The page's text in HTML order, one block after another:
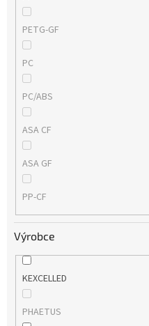
PETG-GF
PC
PC/ABS
ASA CF
ASA GF
PP-CF
Výrobce
KEXCELLED
PHAETUS